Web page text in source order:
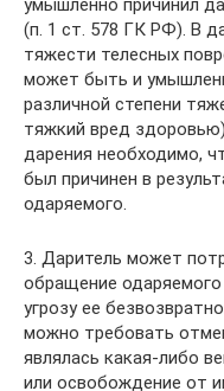
умышленно причинил
(п. 1 ст. 578 ГК РФ). В
тяжести телесных
может быть и
различной степени
тяжкий вред
дарения необходимо,
был причинен в
одаряемого.
3. Даритель может
обращение
угрозу ее
можно требовать
являлась какая-либо
или освобождение от